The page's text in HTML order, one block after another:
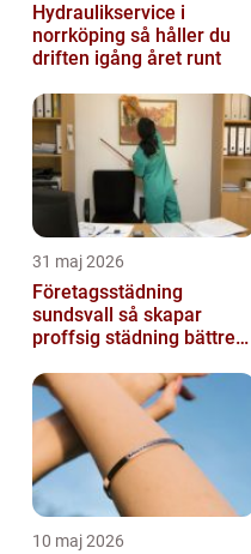
Hydraulikservice i
norrköping så håller du
driften igång året runt
31 maj 2026
Företagsstädning
sundsvall så skapar
proffsig städning bättre
10 maj 2026